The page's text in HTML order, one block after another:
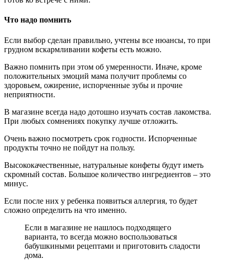
Что надо помнить
Если выбор сделан правильно, учтены все нюансы, то при
грудном вскармливании кофеты есть можно.
Важно помнить при этом об умеренности. Иначе, кроме
положительных эмоций мама получит проблемы со
здоровьем, ожирение, испорченные зубы и прочие
неприятности.
В магазине всегда надо дотошно изучать состав лакомства.
При любых сомнениях покупку лучше отложить.
Очень важно посмотреть срок годности. Испорченные
продукты точно не пойдут на пользу.
Высококачественные, натуральные конфеты будут иметь
скромный состав. Большое количество ингредиентов – это
минус.
Если после них у ребенка появиться аллергия, то будет
сложно определить на что именно.
Если в магазине не нашлось подходящего
варианта, то всегда можно воспользоваться
бабушкиными рецептами и приготовить сладости
дома.